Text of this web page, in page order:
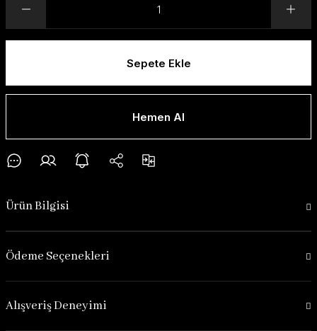
Sepete Ekle
Hemen Al
Ürün Bilgisi
Ödeme Seçenekleri
Alışveriş Deneyimi